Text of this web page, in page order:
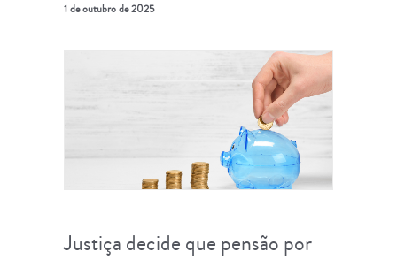
1 de outubro de 2025
Justiça decide que pensão por